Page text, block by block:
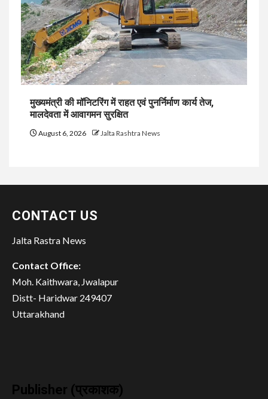
मुख्यमंत्री की मॉनिटरिंग में राहत एवं पुनर्निर्माण कार्य तेज,
मालदेवता में आवागमन सुरक्षित
August 6, 2026 Jalta Rashtra News
CONTACT US
Jalta Rastra News
Contact Office:
Moh. Kaithwara, Jwalapur
Distt- Haridwar 249407
Uttarakhand
Publisher (प्रकाशक)